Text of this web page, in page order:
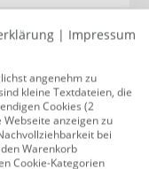
Amstad
7,5 kW
| Impressum
angenehm zu
kleine Textdateien, die
Cookies (2
anzeigen zu
bei
Warenkorb
Cookie-Kategorien